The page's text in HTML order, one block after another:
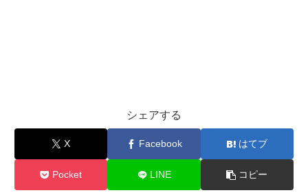
シェアする
X Facebook はてブ
Pocket LINE コピー